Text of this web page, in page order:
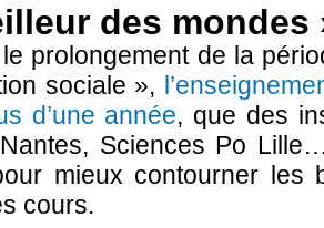
des
le prolongement de la
sociale »,
d’une année, que des
Sciences Po
mieux contourner les
cours.